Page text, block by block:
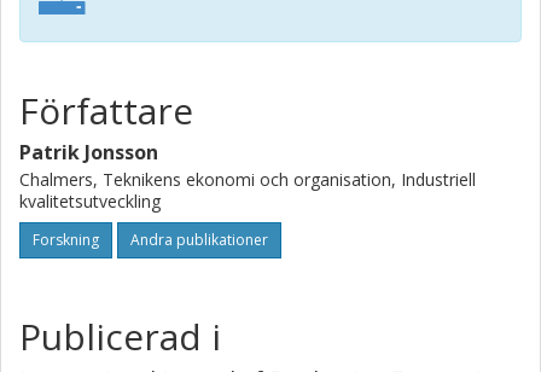
Författare
Patrik Jonsson
Chalmers, Teknikens ekonomi och organisation, Industriell
kvalitetsutveckling
Forskning Andra publikationer
Publicerad i